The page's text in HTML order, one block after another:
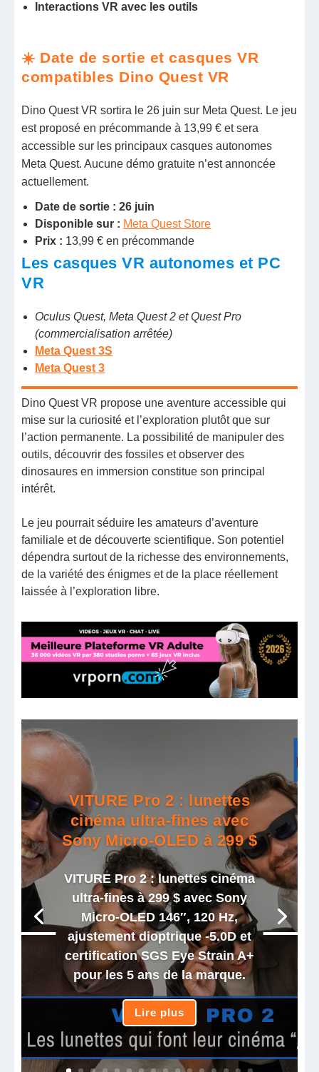
Interactions VR avec les outils
☀️ Date de sortie et casques VR
compatibles Dino Quest VR
Dino Quest VR sortira le 26 juin sur Meta Quest. Le jeu
est proposé en précommande à 13,99 € et sera
accessible sur les principaux casques autonomes
Meta Quest. Aucune démo gratuite n’est annoncée
actuellement.
Date de sortie : 26 juin
Disponible sur : Meta Quest Store
Prix : 13,99 € en précommande
Les casques VR autonomes et PC
VR
Oculus Quest, Meta Quest 2 et Quest Pro
(commercialisation arrêtée)
Meta Quest 3S
Meta Quest 3
Dino Quest VR propose une aventure accessible qui
mise sur la curiosité et l’exploration plutôt que sur
l’action permanente. La possibilité de manipuler des
outils, découvrir des fossiles et observer des
dinosaures en immersion constitue son principal
intérêt.
Le jeu pourrait séduire les amateurs d’aventure
familiale et de découverte scientifique. Son potentiel
dépendra surtout de la richesse des environnements,
de la variété des énigmes et de la place réellement
laissée à l’exploration libre.
VITURE Pro 2 : lunettes
cinéma ultra-fines avec
Sony Micro-OLED à 299 $
VITURE Pro 2 : lunettes cinéma
ultra-fines à 299 $ avec Sony
Micro-OLED 146″, 120 Hz,
ajustement dioptrique -5.0D et
certification SGS Eye Strain A+
pour les 5 ans de la marque.
Lire plus